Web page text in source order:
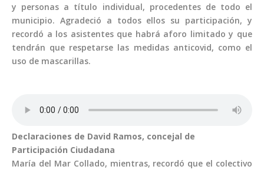
y personas a título individual, procedentes de todo el
municipio. Agradeció a todos ellos su participación, y
recordó a los asistentes que habrá aforo limitado y que
tendrán que respetarse las medidas anticovid, como el
uso de mascarillas.
Declaraciones de David Ramos, concejal de
Participación Ciudadana
María del Mar Collado, mientras, recordó que el colectivo